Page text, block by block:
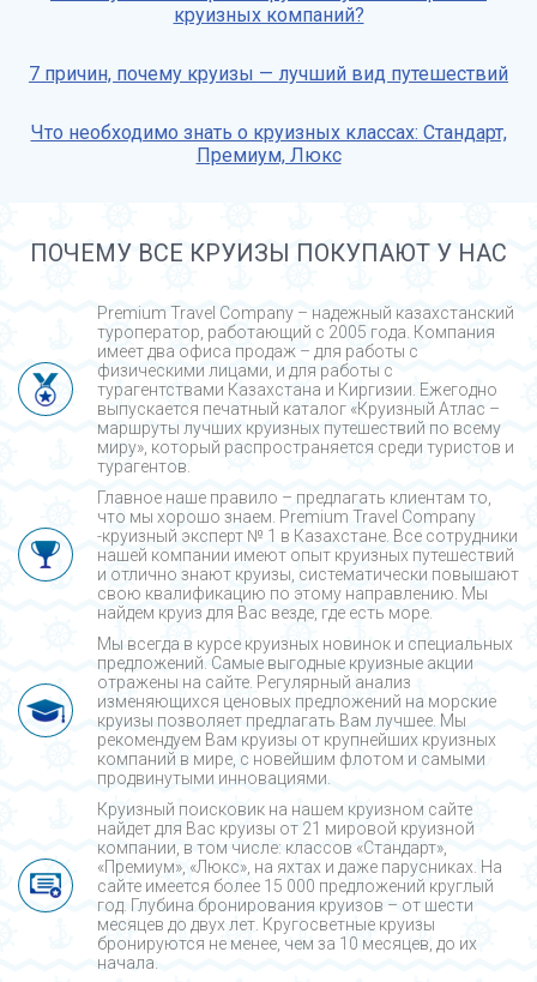
круизных компаний?
7 причин, почему круизы — лучший вид путешествий
Что необходимо знать о круизных классах: Стандарт,
Премиум, Люкс
ПОЧЕМУ ВСЕ КРУИЗЫ ПОКУПАЮТ У НАС
Premium Travel Company – надежный казахстанский
туроператор, работающий с 2005 года. Компания
имеет два офиса продаж – для работы с
физическими лицами, и для работы с
турагентствами Казахстана и Киргизии. Ежегодно
выпускается печатный каталог «Круизный Атлас –
маршруты лучших круизных путешествий по всему
миру», который распространяется среди туристов и
турагентов.
Главное наше правило – предлагать клиентам то,
что мы хорошо знаем. Premium Travel Company
-круизный эксперт № 1 в Казахстане. Все сотрудники
нашей компании имеют опыт круизных путешествий
и отлично знают круизы, систематически повышают
свою квалификацию по этому направлению. Мы
найдем круиз для Вас везде, где есть море.
Мы всегда в курсе круизных новинок и специальных
предложений. Самые выгодные круизные акции
отражены на сайте. Регулярный анализ
изменяющихся ценовых предложений на морские
круизы позволяет предлагать Вам лучшее. Мы
рекомендуем Вам круизы от крупнейших круизных
компаний в мире, с новейшим флотом и самыми
продвинутыми инновациями.
Круизный поисковик на нашем круизном сайте
найдет для Вас круизы от 21 мировой круизной
компании, в том числе: классов «Стандарт»,
«Премиум», «Люкс», на яхтах и даже парусниках. На
сайте имеется более 15 000 предложений круглый
год. Глубина бронирования круизов – от шести
месяцев до двух лет. Кругосветные круизы
бронируются не менее, чем за 10 месяцев, до их
начала.